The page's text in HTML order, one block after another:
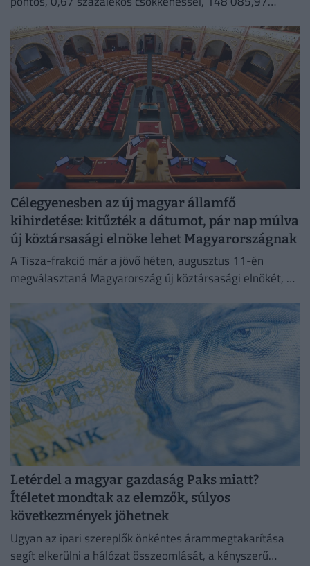
Célegyenesben az új magyar államfő
kihirdetése: kitűzték a dátumot, pár nap múlva
új köztársasági elnöke lehet Magyarországnak
A Tisza-frakció már a jövő héten, augusztus 11-én
megválasztaná Magyarország új köztársasági elnökét, az
Országgyűlésnek.
Letérdel a magyar gazdaság Paks miatt?
Ítéletet mondtak az elemzők, súlyos
következmények jöhetnek
Ugyan az ipari szereplők önkéntes árammegtakarítása
segít elkerülni a hálózat összeomlását, a kényszerű